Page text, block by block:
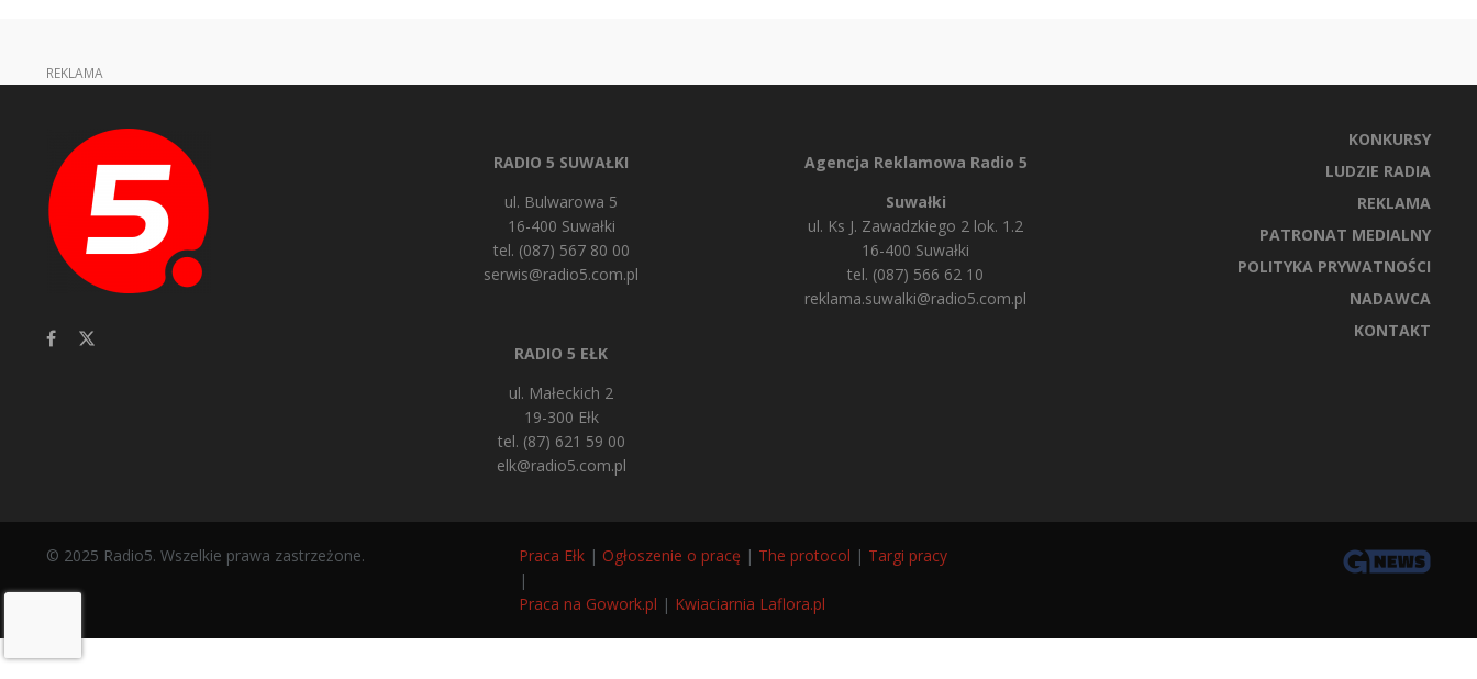
REKLAMA
RADIO 5 SUWAŁKI
ul. Bulwarowa 5
16-400 Suwałki
tel. (087) 567 80 00
serwis@radio5.com.pl
RADIO 5 EŁK
ul. Małeckich 2
19-300 Ełk
tel. (87) 621 59 00
elk@radio5.com.pl
Agencja Reklamowa Radio 5
Suwałki
ul. Ks J. Zawadzkiego 2 lok. 1.2
16-400 Suwałki
tel. (087) 566 62 10
reklama.suwalki@radio5.com.pl
KONKURSY
LUDZIE RADIA
REKLAMA
PATRONAT MEDIALNY
POLITYKA PRYWATNOŚCI
NADAWCA
KONTAKT
© 2025 Radio5. Wszelkie prawa zastrzeżone. Praca Ełk | Ogłoszenie o pracę | The protocol | Targi pracy
|
Praca na Gowork.pl | Kwiaciarnia Laflora.pl